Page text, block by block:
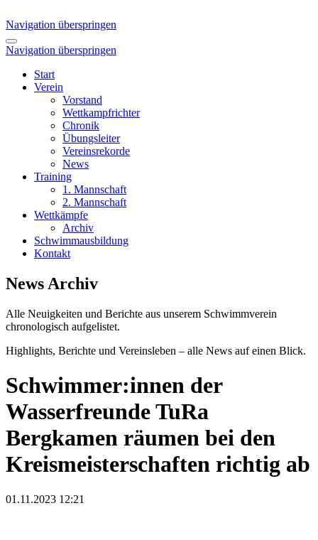
Navigation überspringen
Navigation überspringen
Start
Verein
Vorstand
Wettkampfrichter
Chronik
Übungsleiter
Vereinsrekorde
News
Training
1. Mannschaft
2. Mannschaft
Wettkämpfe
Archiv
Schwimmausbildung
Kontakt
News Archiv
Alle Neuigkeiten und Berichte aus unserem Schwimmverein
chronologisch aufgelistet.
Highlights, Berichte und Vereinsleben – alle News auf einen Blick.
Schwimmer:innen der
Wasserfreunde TuRa
Bergkamen räumen bei den
Kreismeisterschaften richtig ab
01.11.2023 12:21